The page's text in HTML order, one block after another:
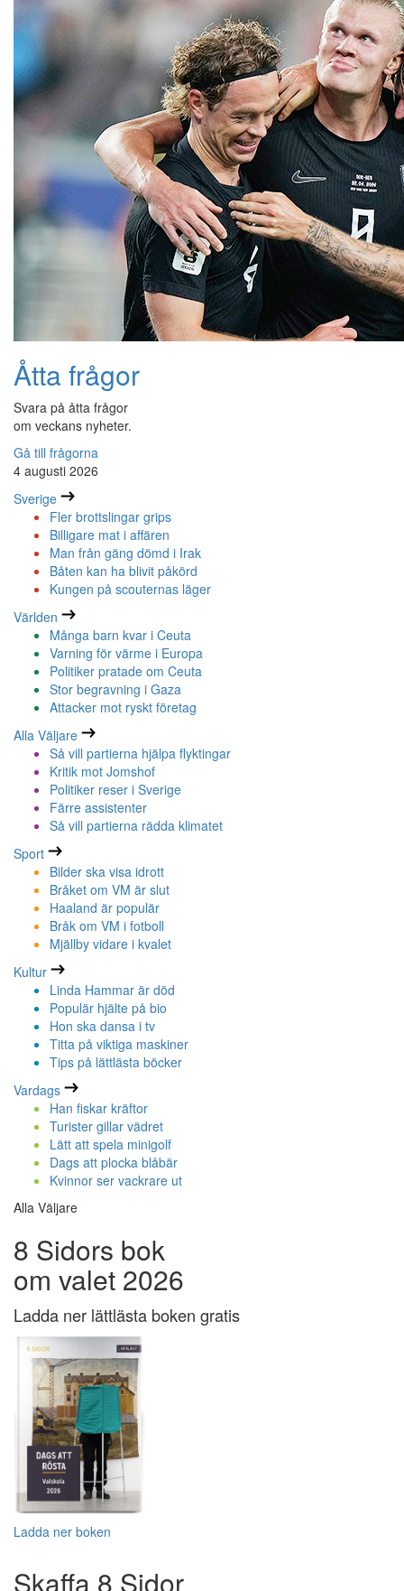
Åtta frågor
Svara på åtta frågor
om veckans nyheter.
Gå till frågorna
4 augusti 2026
Sverige
Fler brottslingar grips
Billigare mat i affären
Man från gäng dömd i Irak
Båten kan ha blivit påkörd
Kungen på scouternas läger
Världen
Många barn kvar i Ceuta
Varning för värme i Europa
Politiker pratade om Ceuta
Stor begravning i Gaza
Attacker mot ryskt företag
Alla Väljare
Så vill partierna hjälpa flyktingar
Kritik mot Jomshof
Politiker reser i Sverige
Färre assistenter
Så vill partierna rädda klimatet
Sport
Bilder ska visa idrott
Bråket om VM är slut
Haaland är populär
Bråk om VM i fotboll
Mjällby vidare i kvalet
Kultur
Linda Hammar är död
Populär hjälte på bio
Hon ska dansa i tv
Titta på viktiga maskiner
Tips på lättlästa böcker
Vardags
Han fiskar kräftor
Turister gillar vädret
Lätt att spela minigolf
Dags att plocka blåbär
Kvinnor ser vackrare ut
Alla Väljare
8 Sidors bok
om valet 2026
Ladda ner lättlästa boken gratis
Ladda ner boken
Skaffa 8 Sidor